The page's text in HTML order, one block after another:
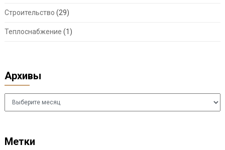
Строительство (29)
Теплоснабжение (1)
Архивы
Архивы
Метки